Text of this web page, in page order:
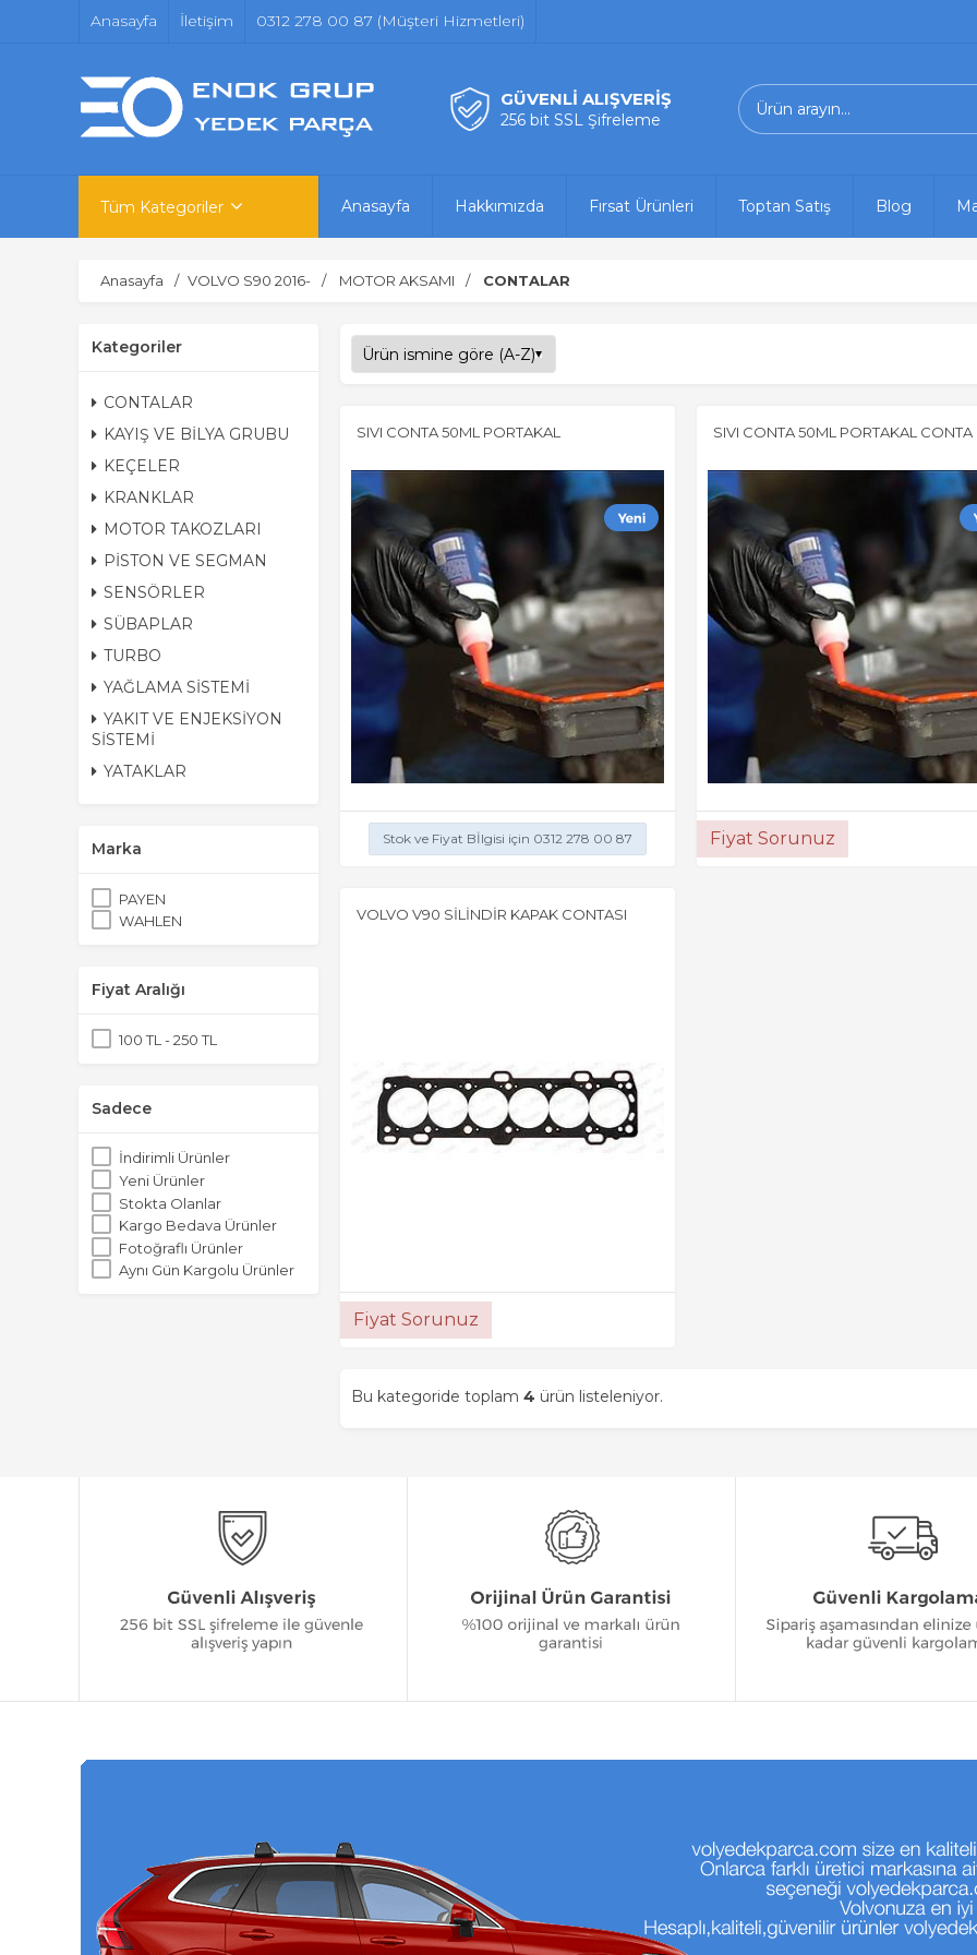
Anasayfa İletişim 0312 278 00 87 (Müşteri Hizmetleri)
GÜVENLİ ALIŞVERİŞ
256 bit SSL Şifreleme
Tüm Kategoriler Anasayfa Hakkımızda Fırsat Ürünleri Toptan Satış Blog
Anasayfa VOLVO S90 2016- MOTOR AKSAMI CONTALAR
Kategoriler
CONTALAR
KAYIŞ VE BİLYA GRUBU
KEÇELER
KRANKLAR
MOTOR TAKOZLARI
PİSTON VE SEGMAN
SENSÖRLER
SÜBAPLAR
TURBO
YAĞLAMA SİSTEMİ
YAKIT VE ENJEKSİYON
SİSTEMİ
YATAKLAR
Marka
PAYEN
WAHLEN
Fiyat Aralığı
100 TL - 250 TL
Sadece
İndirimli Ürünler
Yeni Ürünler
Stokta Olanlar
Kargo Bedava Ürünler
Fotoğraflı Ürünler
Aynı Gün Kargolu Ürünler
SIVI CONTA 50ML PORTAKAL
Stok ve Fiyat Bİlgisi için 0312 278 00 87
SIVI CONTA 50ML PORTAKAL CONTA
Fiyat Sorunuz
VOLVO V90 SİLİNDİR KAPAK CONTASI
Fiyat Sorunuz
Bu kategoride toplam 4 ürün listeleniyor.